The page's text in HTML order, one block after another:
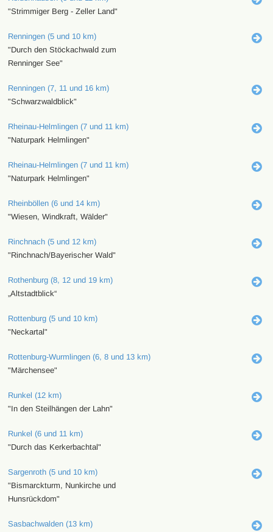
"Strimmiger Berg - Zeller Land"
Renningen (5 und 10 km)
"Durch den Stöckachwald zum
Renninger See"
Renningen (7, 11 und 16 km)
"Schwarzwaldblick"
Rheinau-Helmlingen (7 und 11 km)
"Naturpark Helmlingen"
Rheinau-Helmlingen (7 und 11 km)
"Naturpark Helmlingen"
Rheinböllen (6 und 14 km)
"Wiesen, Windkraft, Wälder"
Rinchnach (5 und 12 km)
"Rinchnach/Bayerischer Wald"
Rothenburg (8, 12 und 19 km)
„Altstadtblick“
Rottenburg (5 und 10 km)
"Neckartal"
Rottenburg-Wurmlingen (6, 8 und 13 km)
"Märchensee"
Runkel (12 km)
"In den Steilhängen der Lahn"
Runkel (6 und 11 km)
"Durch das Kerkerbachtal"
Sargenroth (5 und 10 km)
"Bismarckturm, Nunkirche und
Hunsrückdom"
Sasbachwalden (13 km)